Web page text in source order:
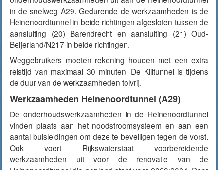
in de snelweg A29. Gedurende de werkzaamheden is de
Heinenoordtunnel in beide richtingen afgesloten tussen de
aansluiting (20) Barendrecht en aansluiting (21) Oud-
Beijerland/N217 in beide richtingen.
Weggebruikers moeten rekening houden met een extra
reistijd van maximaal 30 minuten. De Killtunnel is tijdens
de duur van de werkzaamheden tolvrij.
Werkzaamheden Heinenoordtunnel (A29)
De onderhoudswerkzaamheden in de Heinenoordtunnel
vinden plaats aan het noodstroomsysteem en aan een
aantal buisleidingen om deze te beveiligen tegen de vorst.
Ook voert Rijkswaterstaat voorbereidende
werkzaamheden uit voor de renovatie van de